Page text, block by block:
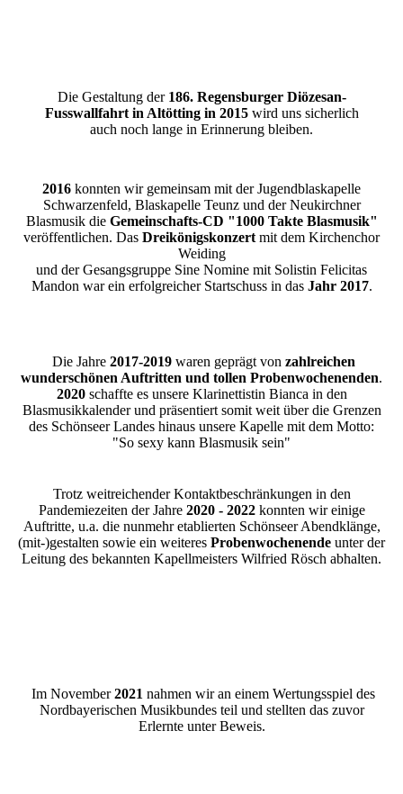
Die Gestaltung der 186. Regensburger Diözesan-
Fusswallfahrt in Altötting in 2015wird uns sicherlich
auch noch lange in Erinnerung bleiben.
2016 konnten wir gemeinsam mit der Jugendblaskapelle
Schwarzenfeld, Blaskapelle Teunz und der Neukirchner
Blasmusik die Gemeinschafts-CD "1000 Takte Blasmusik"
veröffentlichen. Das Dreikönigskonzert mit dem Kirchenchor
Weiding
und der Gesangsgruppe Sine Nomine mit Solistin Felicitas
Mandon war ein erfolgreicher Startschuss in das Jahr 2017.
Die Jahre 2017-2019waren geprägt von zahlreichen
wunderschönen Auftritten und tollen Probenwochenenden.
2020schaffte es unsere Klarinettistin Bianca in den
Blasmusikkalender und präsentiert somit weit über die Grenzen
des Schönseer Landes hinaus unsere Kapelle mit dem Motto:
"So sexy kann Blasmusik sein"
Trotz weitreichender Kontaktbeschränkungen in den
Pandemiezeiten der Jahre 2020 - 2022konnten wir einige
Auftritte, u.a. die nunmehr etablierten Schönseer Abendklänge,
(mit-)gestalten sowie ein weiteres Probenwochenende unter der
Leitung des bekannten Kapellmeisters Wilfried Rösch abhalten.
Im November2021 nahmen wir an einem Wertungsspiel des
Nordbayerischen Musikbundes teil und stellten das zuvor
Erlernte unter Beweis.